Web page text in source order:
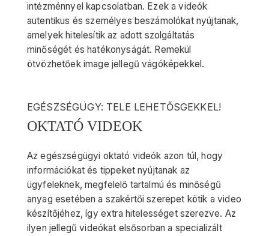
intézménnyel kapcsolatban. Ezek a videók
autentikus és személyes beszámolókat nyújtanak,
amelyek hitelesítik az adott szolgáltatás
minőségét és hatékonyságát. Remekül
ötvözhetőek image jellegű vágóképekkel.
EGÉSZSÉGÜGY: TELE LEHETŐSGEKKEL!
OKTATÓ VIDEOK
Az egészségügyi oktató videók azon túl, hogy
információkat és tippeket nyújtanak az
ügyfeleknek, megfelelő tartalmú és minőségű
anyag esetében a szakértői szerepet kötik a video
készítőjéhez, így extra hitelességet szerezve. Az
ilyen jellegű videókat elsősorban a specializált